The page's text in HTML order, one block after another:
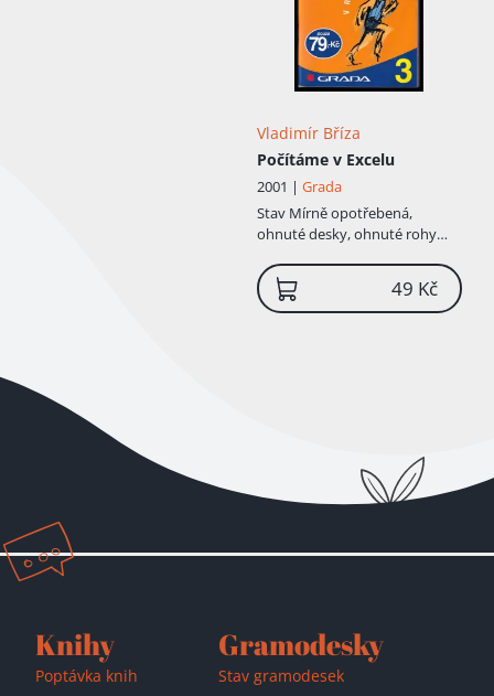
Vladimír Bříza
Počítáme v Excelu
2001 | Grada
Stav Mírně opotřebená,
ohnuté desky, ohnuté rohy
49 Kč
Knihy
Poptávka knih
Gramodesky
Stav gramodesek